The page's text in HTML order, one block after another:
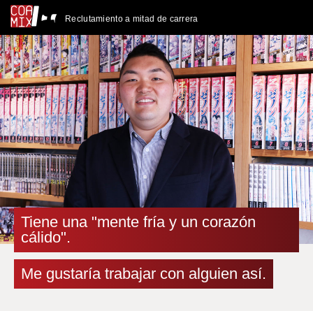
Reclutamiento a mitad de carrera
Tiene una "mente fría y un corazón
cálido".
Me gustaría trabajar con alguien así.